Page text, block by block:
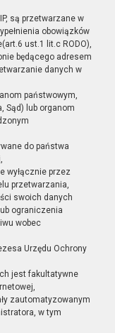
są przetwarzane w
obowiązków
ust.1 lit.c RODO),
będącego adresem
danych w
państwowym,
Sąd) lub organom
do państwa
wyłącznie przez
przetwarzania,
swoich danych
ograniczenia
wobec
Urzędu Ochrony
jest fakultatywne
zautomatyzowanym
w tym